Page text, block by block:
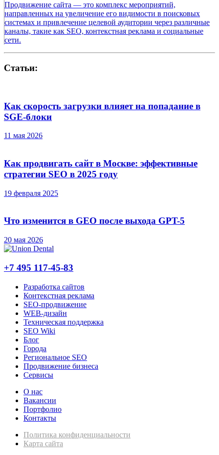
Продвижение сайта — это комплекс мероприятий,
направленных на увеличение его видимости в поисковых
системах и привлечение целевой аудитории через различные
каналы, такие как SEO, контекстная реклама и социальные
сети.
Статьи:
Как скорость загрузки влияет на попадание в
SGE-блоки
11 мая 2026
Как продвигать сайт в Москве: эффективные
стратегии SEO в 2025 году
19 февраля 2025
Что изменится в GEO после выхода GPT-5
20 мая 2026
+7 495 117-45-83
Разработка сайтов
Контекстная реклама
SEO-продвижение
WEB-дизайн
Техническая поддержка
SEO Wiki
Блог
Города
Региональное SEO
Продвижение бизнеса
Сервисы
О нас
Вакансии
Портфолио
Контакты
Политика конфиденциальности
Карта сайта